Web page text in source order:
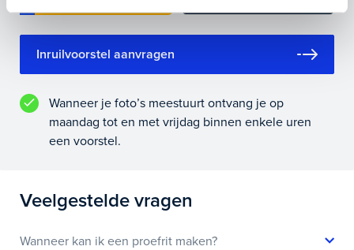
Inruilvoorstel aanvragen
Wanneer je foto’s meestuurt ontvang je op
maandag tot en met vrijdag binnen enkele uren
een voorstel.
Veelgestelde vragen
Wanneer kan ik een proefrit maken?